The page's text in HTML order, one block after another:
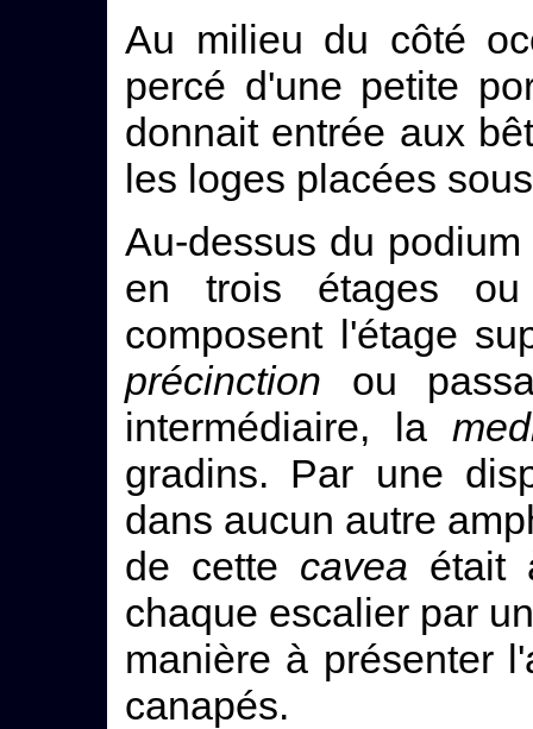
Au milieu du côté
percé d'une petite
donnait entrée aux
les loges placées
Au-dessus du
en trois étages
composent l'étage
précinction ou
intermédiaire, la
gradins. Par une
dans aucun autre
de cette cavea était
chaque escalier par
manière à présenter
canapés.